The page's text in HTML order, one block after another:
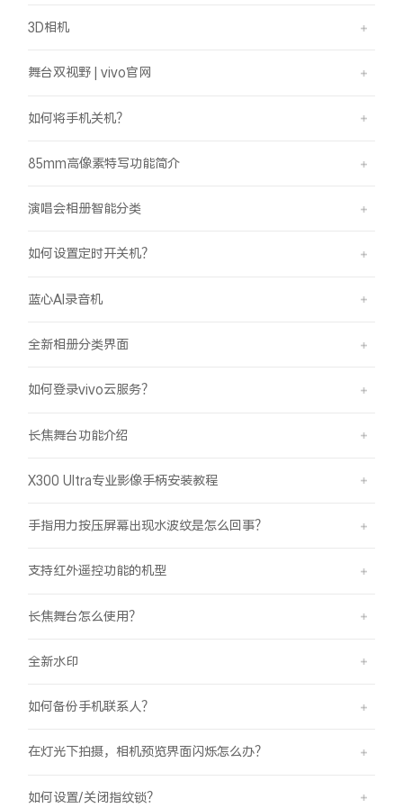
3D相机
舞台双视野 | vivo官网
如何将手机关机？
85mm高像素特写功能简介
演唱会相册智能分类
如何设置定时开关机？
蓝心AI录音机
全新相册分类界面
如何登录vivo云服务？
长焦舞台功能介绍
X300 Ultra专业影像手柄安装教程
手指用力按压屏幕出现水波纹是怎么回事？
支持红外遥控功能的机型
长焦舞台怎么使用？
全新水印
如何备份手机联系人？
在灯光下拍摄，相机预览界面闪烁怎么办？
如何设置/关闭指纹锁？